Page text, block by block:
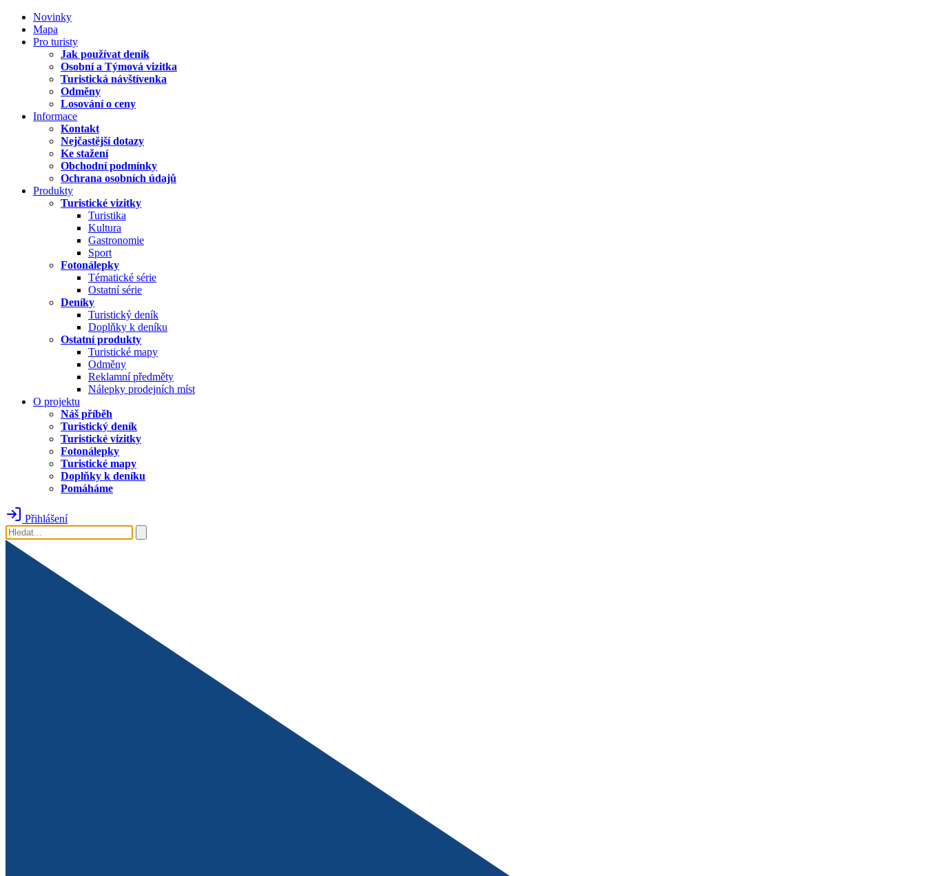
Novinky
Mapa
Pro turisty
Jak používat deník
Osobní a Týmová vizitka
Turistická návštívenka
Odměny
Losování o ceny
Informace
Kontakt
Nejčastější dotazy
Ke stažení
Obchodní podmínky
Ochrana osobních údajů
Produkty
Turistické vizitky
Turistika
Kultura
Gastronomie
Sport
Fotonálepky
Tématické série
Ostatní série
Deníky
Turistický deník
Doplňky k deníku
Ostatní produkty
Turistické mapy
Odměny
Reklamní předměty
Nálepky prodejních míst
O projektu
Náš příběh
Turistický deník
Turistické vizitky
Fotonálepky
Turistické mapy
Doplňky k deníku
Pomáháme
Přihlášení